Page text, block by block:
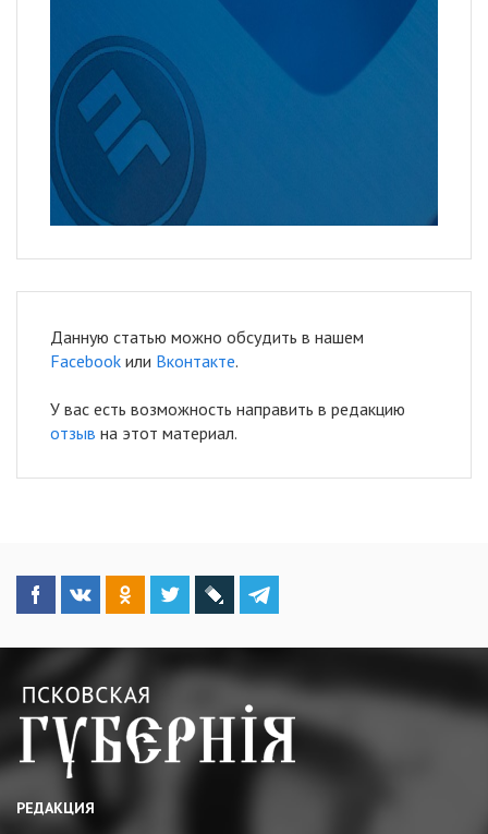
Данную статью можно обсудить в нашем
Facebook или Вконтакте.
У вас есть возможность направить в редакцию
отзыв на этот материал.
РЕДАКЦИЯ